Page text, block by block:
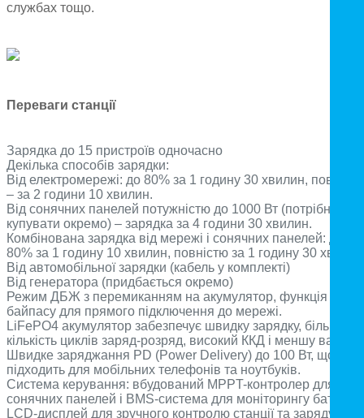
службах тощо.
Переваги станції
Зарядка до 15 пристроїв одночасно
Декілька способів зарядки:
Від електромережі: до 80% за 1 годину 30 хвилин,
– за 2 години 10 хвилин.
Від сонячних панелей потужністю до 1000 Вт (потрібно
купувати окремо) – зарядка за 4 години 30 хвилин.
Комбінована зарядка від мережі і сонячних панелей: до
80% за 1 годину 10 хвилин, повністю за 1 годину 30
Від автомобільної зарядки (кабель у комплекті)
Від генератора (придбається окремо)
Режим ДБЖ з перемиканням на акумулятор, функція
байпасу для прямого підключення до мережі.
LiFePO4 акумулятор забезпечує швидку зарядку, більшу
кількість циклів заряд-розряд, високий ККД і меншу вагу.
Швидке заряджання PD (Power Delivery) до 100 Вт, що
підходить для мобільних телефонів та ноутбуків.
Система керування: вбудований MPPT-контролер для
сонячних панелей і BMS-система для моніторингу батареї.
LCD-дисплей для зручного контролю станції та заряду